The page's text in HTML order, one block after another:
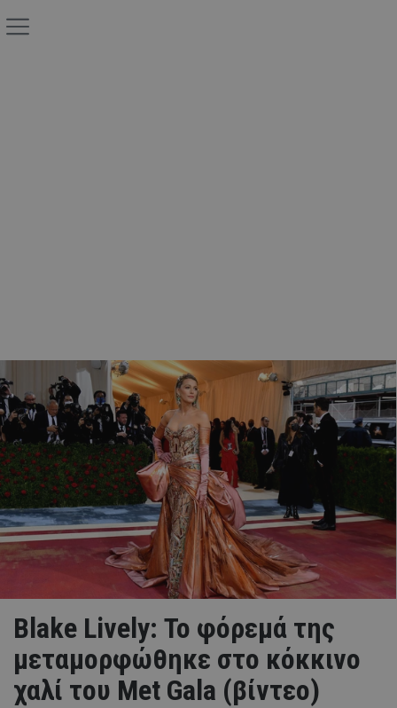
Blake Lively: Το φόρεμά της
μεταμορφώθηκε στο κόκκινο
χαλί του Met Gala (βίντεο)